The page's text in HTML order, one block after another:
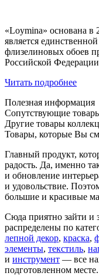
«Loymina» основана в
является
флизелиновых обоев
Российской
Читать подробнее
Полезная информация
Сопутствующие
Другие товары
Товары, которые Вы
Главный продукт,
радость. Да, именно
и обновление
и удовольствие.
большие и красивые
Сюда приятно зайти и
распределены по
лепной декор, краска,
элементы, текстиль,
и инструмент — все
подготовленном месте.